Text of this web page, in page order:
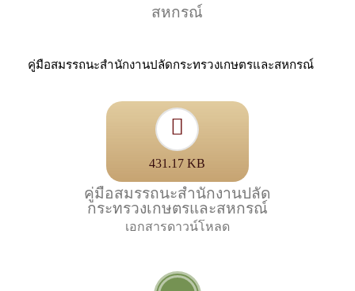
สหกรณ์
คู่มือสมรรถนะสำนักงานปลัดกระทรวงเกษตรและสหกรณ์
431.17 KB
คู่มือสมรรถนะสำนักงานปลัด
กระทรวงเกษตรและสหกรณ์
เอกสารดาวน์โหลด